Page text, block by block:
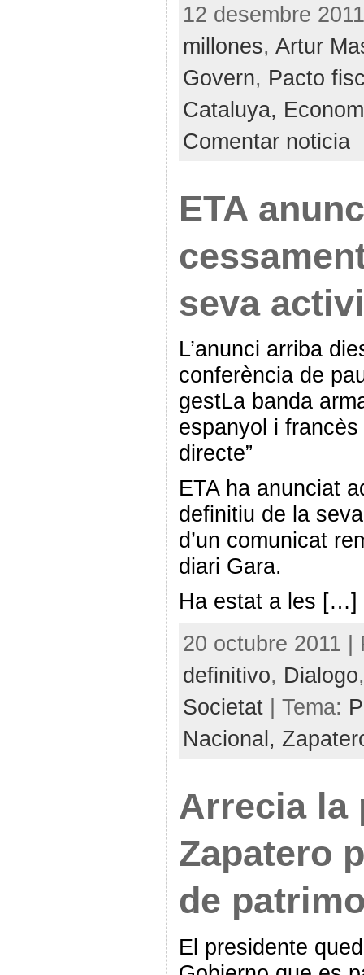
12 desembre
millones, Artur
Govern, Pacto
Cataluya,
Comentar noticia
ETA
seva
L’anunci arriba
conferència de
gestLa banda
espanyol i
directe”
ETA ha anunciat
definitiu de la
d’un comunicat
diari Gara.
Ha estat a les […]
20 octubre 2011
definitivo, Dialogo
Societat| Tema:
Nacional,
Arrecia la
Zapatero
de
El presidente